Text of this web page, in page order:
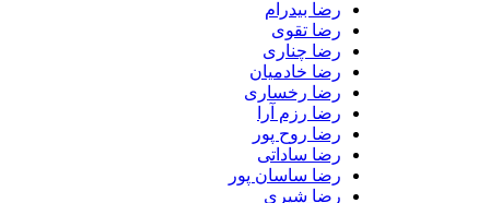
رضا بیدرام
رضا تقوی
رضا چناری
رضا خادمیان
رضا رخساری
رضا رزم آرا
رضا روح پور
رضا ساداتی
رضا ساسان پور
رضا شیری